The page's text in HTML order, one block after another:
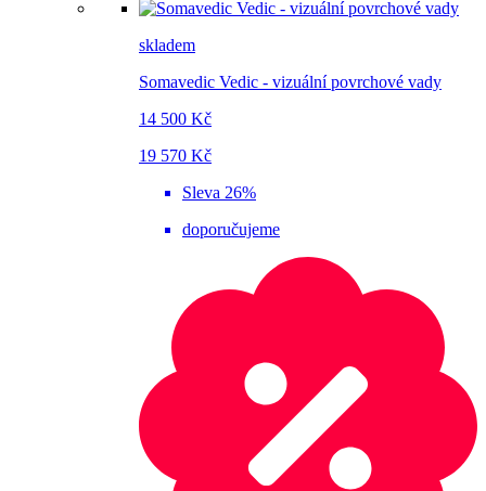
skladem
Somavedic Vedic - vizuální povrchové vady
14 500 Kč
19 570 Kč
Sleva 26%
doporučujeme